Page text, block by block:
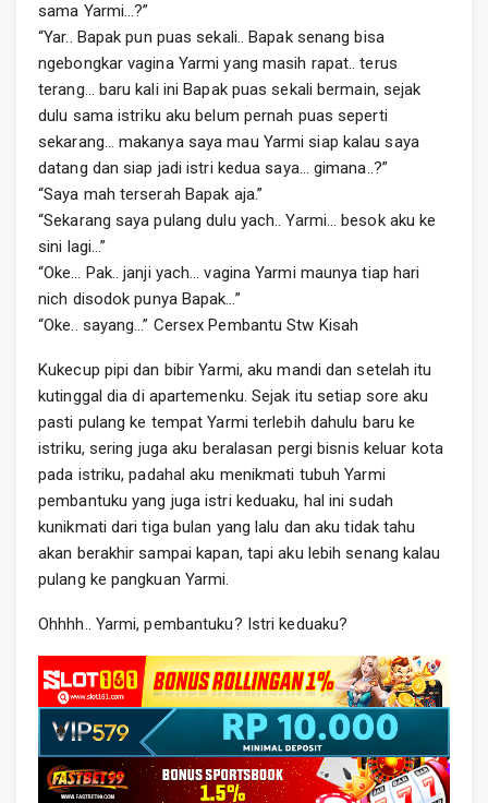
sama Yarmi…?”
“Yar.. Bapak pun puas sekali.. Bapak senang bisa
ngebongkar vagina Yarmi yang masih rapat.. terus
terang… baru kali ini Bapak puas sekali bermain, sejak
dulu sama istriku aku belum pernah puas seperti
sekarang… makanya saya mau Yarmi siap kalau saya
datang dan siap jadi istri kedua saya… gimana..?”
“Saya mah terserah Bapak aja.”
“Sekarang saya pulang dulu yach.. Yarmi… besok aku ke
sini lagi…”
“Oke… Pak.. janji yach… vagina Yarmi maunya tiap hari
nich disodok punya Bapak…”
“Oke.. sayang…” Cersex Pembantu Stw Kisah
Kukecup pipi dan bibir Yarmi, aku mandi dan setelah itu
kutinggal dia di apartemenku. Sejak itu setiap sore aku
pasti pulang ke tempat Yarmi terlebih dahulu baru ke
istriku, sering juga aku beralasan pergi bisnis keluar kota
pada istriku, padahal aku menikmati tubuh Yarmi
pembantuku yang juga istri keduaku, hal ini sudah
kunikmati dari tiga bulan yang lalu dan aku tidak tahu
akan berakhir sampai kapan, tapi aku lebih senang kalau
pulang ke pangkuan Yarmi.
Ohhhh.. Yarmi, pembantuku? Istri keduaku?